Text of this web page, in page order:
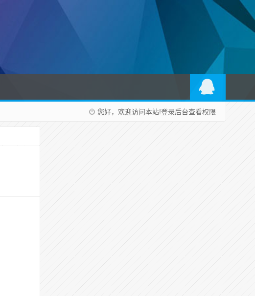
您好，欢迎访问本站!登录后台查看权限